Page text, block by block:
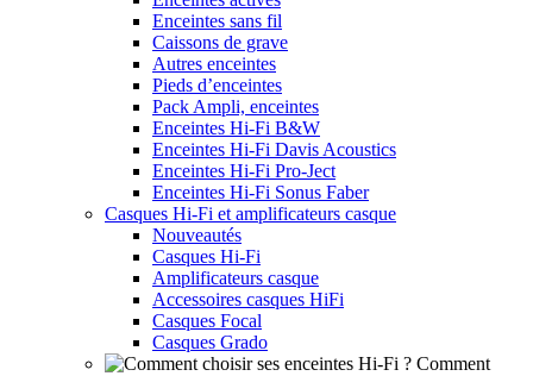
Enceintes sans fil
Caissons de grave
Autres enceintes
Pieds d’enceintes
Pack Ampli, enceintes
Enceintes Hi-Fi B&W
Enceintes Hi-Fi Davis Acoustics
Enceintes Hi-Fi Pro-Ject
Enceintes Hi-Fi Sonus Faber
Casques Hi-Fi et amplificateurs casque
Nouveautés
Casques Hi-Fi
Amplificateurs casque
Accessoires casques HiFi
Casques Focal
Casques Grado
Comment